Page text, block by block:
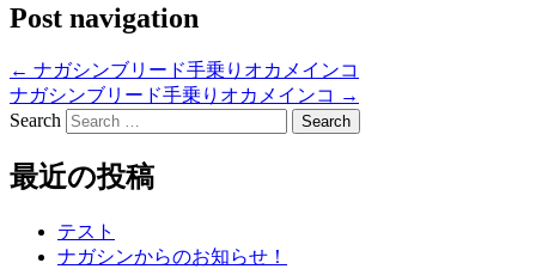
Post navigation
← ナガシンブリード手乗りオカメインコ
ナガシンブリード手乗りオカメインコ →
Search
最近の投稿
テスト
ナガシンからのお知らせ！